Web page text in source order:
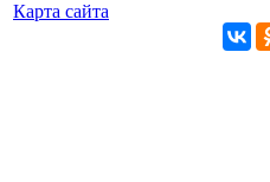
Карта сайта